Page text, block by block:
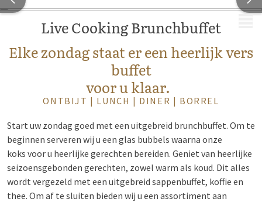
Live Cooking Brunchbuffet
Elke zondag staat er een heerlijk vers
buffet
voor u klaar.
ONTBIJT | LUNCH | DINER | BORREL
Start uw zondag goed met een uitgebreid brunchbuffet. Om te
beginnen serveren wij u een glas bubbels waarna onze
koks voor u heerlijke gerechten bereiden. Geniet van heerlijke
seizoensgebonden gerechten, zowel warm als koud. Dit alles
wordt vergezeld met een uitgebreid sappenbuffet, koffie en
thee. Om af te sluiten bieden wij u een assortiment aan